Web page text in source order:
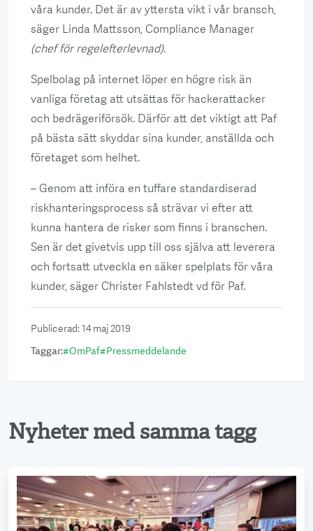
våra kunder. Det är av yttersta vikt i vår bransch,
säger Linda Mattsson, Compliance Manager
(chef för regelefterlevnad).
Spelbolag på internet löper en högre risk än
vanliga företag att utsättas för hackerattacker
och bedrägeriförsök. Därför att det viktigt att Paf
på bästa sätt skyddar sina kunder, anställda och
företaget som helhet.
– Genom att införa en tuffare standardiserad
riskhanteringsprocess så strävar vi efter att
kunna hantera de risker som finns i branschen.
Sen är det givetvis upp till oss själva att leverera
och fortsatt utveckla en säker spelplats för våra
kunder, säger Christer Fahlstedt vd för Paf.
Publicerad:14 maj 2019
Taggar:#OmPaf#Pressmeddelande
Nyheter med samma tagg